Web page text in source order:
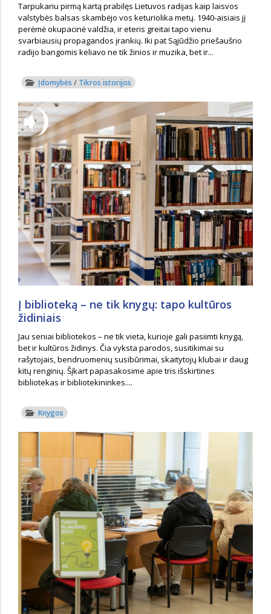
Tarpukariu pirmą kartą prabilęs Lietuvos radijas kaip laisvos
valstybės balsas skambėjo vos keturiolika metų. 1940-aisiais jį
perėmė okupacinė valdžia, ir eteris greitai tapo vienu
svarbiausių propagandos įrankių. Iki pat Sąjūdžio priešaušrio
radijo bangomis keliavo ne tik žinios ir muzika, bet ir...
Įdomybės / Tikros istorijos
Į biblioteką – ne tik knygų: tapo kultūros
židiniais
Jau seniai bibliotekos – ne tik vieta, kurioje gali pasiimti knygą,
bet ir kultūros židinys. Čia vyksta parodos, susitikimai su
rašytojais, bendruomenių susibūrimai, skaitytojų klubai ir daug
kitų renginių. Šįkart papasakosime apie tris išskirtines
bibliotekas ir bibliotekininkes....
Knygos